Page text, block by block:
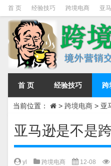
首 页 经验技巧 跨境电商 亚
首 页 经验技巧 跨
当前位置： > 跨境电商 > 亚
亚马逊是不是
yl 跨境电商 12-08